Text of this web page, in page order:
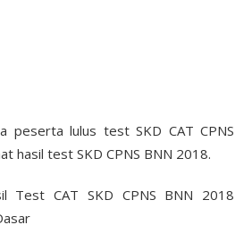
peserta lulus test SKD CAT CPNS
hasil test SKD CPNS BNN 2018.